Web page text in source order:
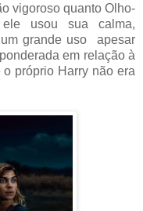
vigoroso quanto Olho-
usou sua calma,
grande uso apesar
em relação à
próprio Harry não era